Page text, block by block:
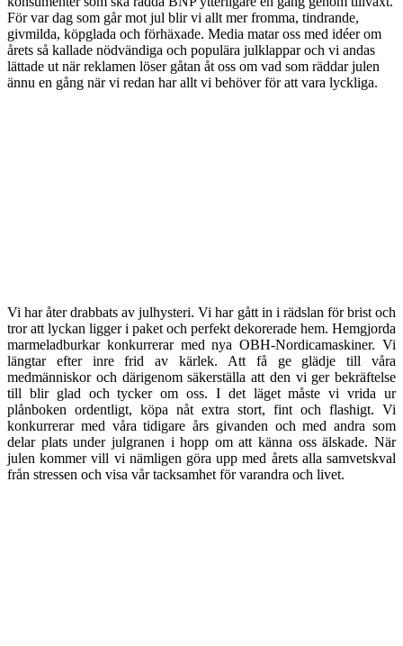
För var dag som går mot jul blir vi allt mer fromma, tindrande,
givmilda, köpglada och förhäxade. Media matar oss med idéer om
årets så kallade nödvändiga och populära julklappar och vi andas
lättade ut när reklamen löser gåtan åt oss om vad som räddar julen
ännu en gång när vi redan har allt vi behöver för att vara lyckliga.
Vi har åter drabbats av julhysteri. Vi har gått in i rädslan för brist och
tror att lyckan ligger i paket och perfekt dekorerade hem. Hemgjorda
marmeladburkar konkurrerar med nya OBH-Nordicamaskiner. Vi
längtar efter inre frid av kärlek. Att få ge glädje till våra
medmänniskor och därigenom säkerställa att den vi ger bekräftelse
till blir glad och tycker om oss. I det läget måste vi vrida ur
plånboken ordentligt, köpa nåt extra stort, fint och flashigt. Vi
konkurrerar med våra tidigare års givanden och med andra som
delar plats under julgranen i hopp om att känna oss älskade. När
julen kommer vill vi nämligen göra upp med årets alla samvetskval
från stressen och visa vår tacksamhet för varandra och livet.